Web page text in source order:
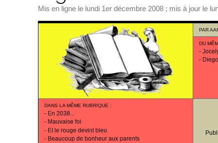
Mis en ligne le lundi 1er décembre 2008 ; mis à jour le
PAR
DU
-
-
DANS LA MÊME RUBRIQUE :
- En 2038...
- Mauvaise foi
- Et le rouge devint bleu
- Beaucoup de bonheur aux parents